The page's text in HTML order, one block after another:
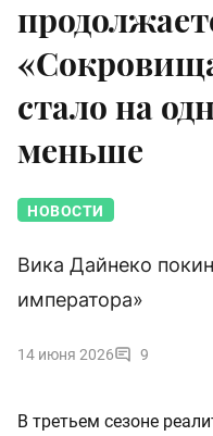
стало на
меньше
НОВОСТИ
Вика Дайнеко
императора»
14 июня 2026 9
В третьем сезоне